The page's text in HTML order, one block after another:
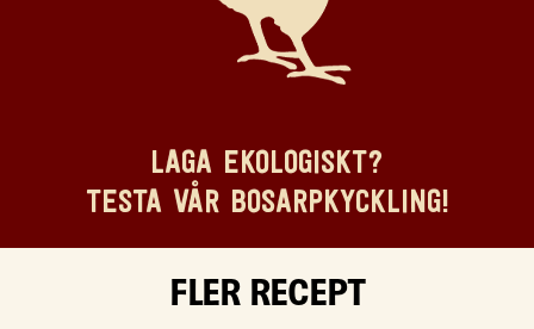
LAGA EKOLOGISKT?
TESTA VÅR BOSARPKYCKLING!
FLER RECEPT